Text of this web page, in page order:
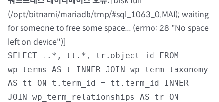
자료실
회원광장
마이페이지
(/opt/bitnami/mariadb/tmp/#sql_1063_0.MAI); waiting
for someone to free some space... (errno: 28 "No space
left on device")]
SELECT t.*, tt.*, tr.object_id FROM
wp_terms AS t INNER JOIN wp_term_taxonomy
AS tt ON t.term_id = tt.term_id INNER
JOIN wp_term_relationships AS tr ON